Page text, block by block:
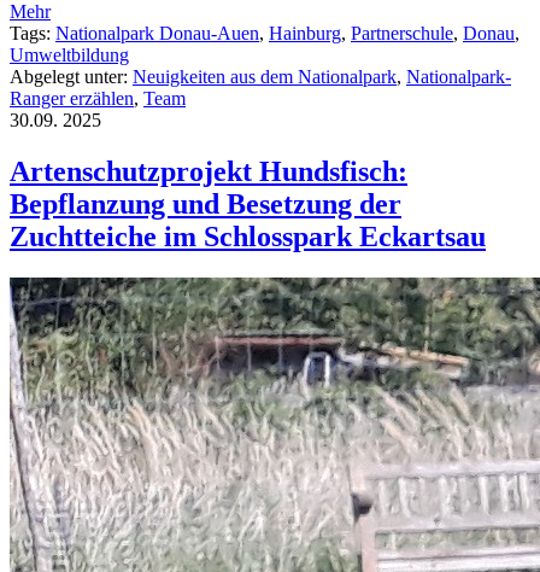
Mehr
Tags: Nationalpark Donau-Auen, Hainburg, Partnerschule, Donau,
Umweltbildung
Abgelegt unter: Neuigkeiten aus dem Nationalpark, Nationalpark-
Ranger erzählen, Team
30.09. 2025
Artenschutzprojekt Hundsfisch:
Bepflanzung und Besetzung der
Zuchtteiche im Schlosspark Eckartsau